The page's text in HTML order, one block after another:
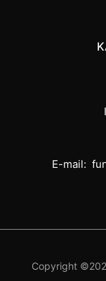
E-mail:
Copyright ©